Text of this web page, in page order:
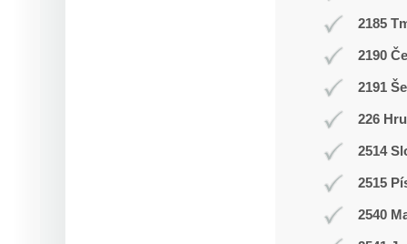
2185
2190
2191
226
2514
2515
2540